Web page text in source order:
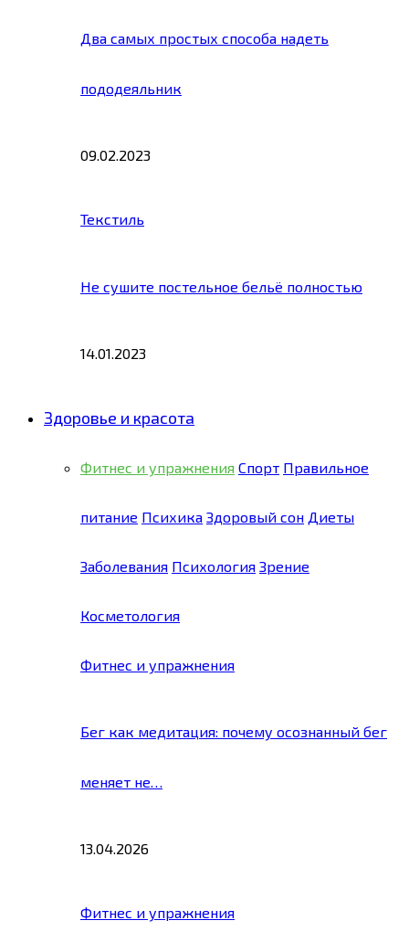
Два самых простых способа надеть
пододеяльник
09.02.2023
Текстиль
Не сушите постельное бельё полностью
14.01.2023
Здоровье и красота
Фитнес и упражнения Спорт Правильное
питание Психика Здоровый сон Диеты
Заболевания Психология Зрение
Косметология
Фитнес и упражнения
Бег как медитация: почему осознанный бег
меняет не…
13.04.2026
Фитнес и упражнения